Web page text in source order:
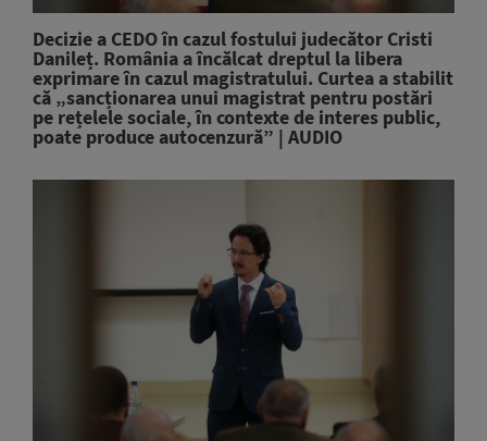
Decizie a CEDO în cazul fostului judecător Cristi
Danileț. România a încălcat dreptul la libera
exprimare în cazul magistratului. Curtea a stabilit
că „sancționarea unui magistrat pentru postări
pe rețelele sociale, în contexte de interes public,
poate produce autocenzură” | AUDIO